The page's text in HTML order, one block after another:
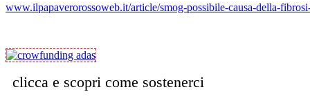
www.ilpapaverorossoweb.it/article/smog-possibile-causa-della-
clicca e scopri come sostenerci